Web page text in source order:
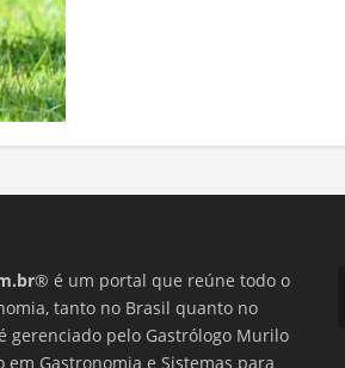
® é um portal que reúne todo o
tanto no Brasil quanto no
gerenciado pelo Gastrólogo Murilo
em Gastronomia e Sistemas para